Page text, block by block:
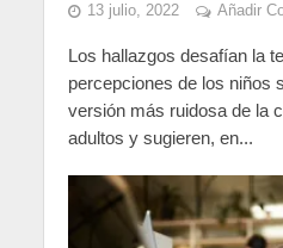
13 julio, 2022 Añadir
Los hallazgos desafían la
percepciones de los niños
versión más ruidosa de la
adultos y sugieren, en...